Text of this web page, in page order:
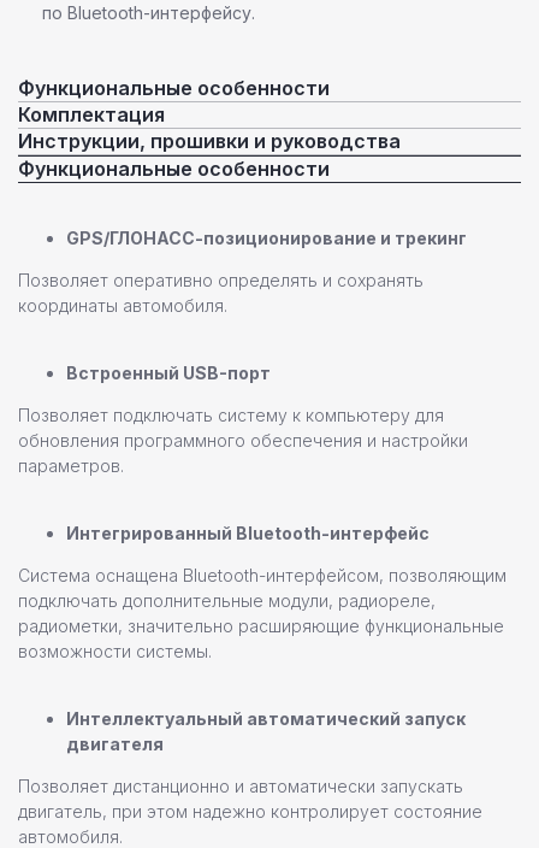
по Bluetooth-интерфейсу.
Функциональные особенности
Комплектация
Инструкции, прошивки и руководства
Функциональные особенности
GPS/ГЛОНАСС-позиционирование и трекинг
Позволяет оперативно определять и сохранять
координаты автомобиля.
Встроенный USB-порт
Позволяет подключать систему к компьютеру для
обновления программного обеспечения и настройки
параметров.
Интегрированный Bluetooth-интерфейс
Система оснащена Bluetooth-интерфейсом, позволяющим
подключать дополнительные модули, радиореле,
радиометки, значительно расширяющие функциональные
возможности системы.
Интеллектуальный автоматический запуск
двигателя
Позволяет дистанционно и автоматически запускать
двигатель, при этом надежно контролирует состояние
автомобиля.